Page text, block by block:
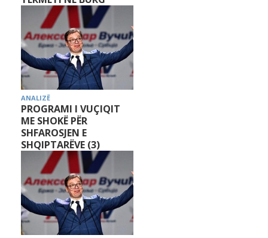
ANALIZË
PROGRAMI I VUÇIQIT
ME SHOKË PËR
SHFAROSJEN E
SHQIPTARËVE (3)